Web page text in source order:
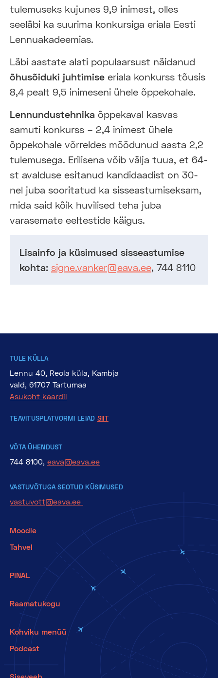
tulemuseks kujunes 9,9 inimest, olles
seeläbi ka suurima konkursiga eriala Eesti
Lennuakadeemias.
Läbi aastate alati populaarsust näidanud
õhusõiduki juhtimise eriala konkurss tõusis
8,4 pealt 9,5 inimeseni ühele õppekohale.
Lennundustehnika õppekaval kasvas
samuti konkurss – 2,4 inimest ühele
õppekohale võrreldes möödunud aasta 2,2
tulemusega. Erilisena võib välja tuua, et 64-
st avalduse esitanud kandidaadist on 30-
nel juba sooritatud ka sisseastumiseksam,
mida said kõik huvilised teha juba
varasemate eeltestide käigus.
Lisainfo ja küsimused sisseastumise
kohta: signe.vanker@eava.ee, 744 8110
TULE KÜLLA
Lennu 40, Reola küla, Kambja
vald, 61707 Tartumaa
Asukoht kaardil
TEAVITUSPLATVORMI LEIAD SIIT
VÕTA ÜHENDUST
744 8100, eava@eava.ee
VASTUVÕTUGA SEOTUD KÜSIMUSED
vastuvott@eava.ee
Moodle
Tahvel
PINAL
Raamatukogu
Kohviku menüü
Podcast
Siseveeb